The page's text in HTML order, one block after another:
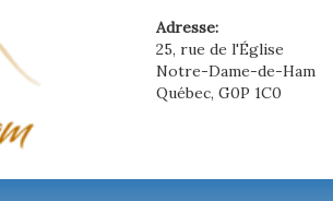
Adresse:
25, rue de l'Église
Notre-Dame-de-Ham
Québec, G0P 1C0